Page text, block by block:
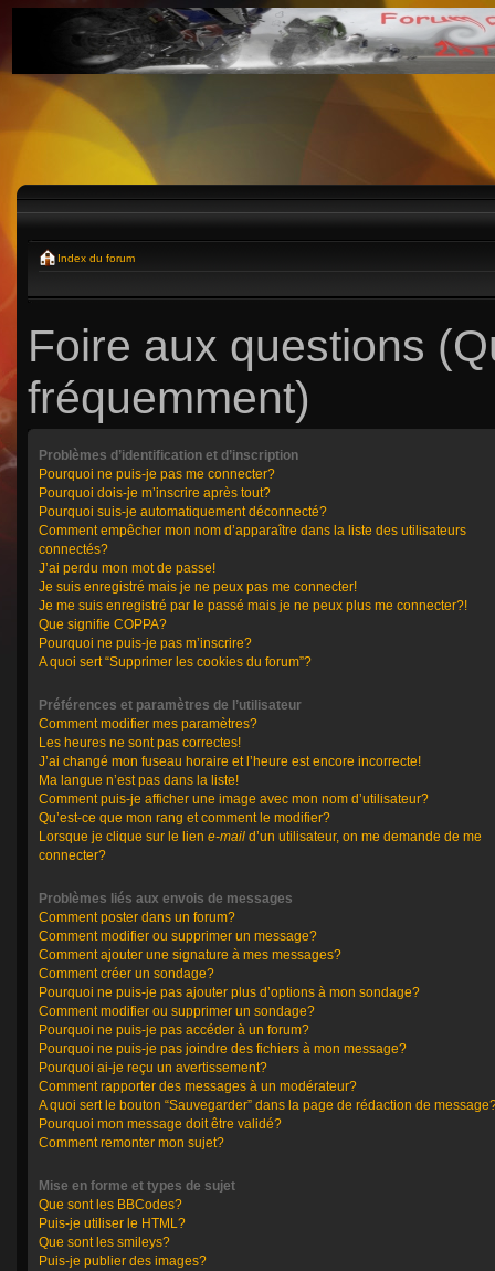
Index du forum
Foire aux questions
fréquemment)
Problèmes d’identification et d’inscription
Pourquoi ne puis-je pas me connecter?
Pourquoi dois-je m’inscrire après tout?
Pourquoi suis-je automatiquement déconnecté?
Comment empêcher mon nom d’apparaître dans la liste des utilisateurs
connectés?
J’ai perdu mon mot de passe!
Je suis enregistré mais je ne peux pas me connecter!
Je me suis enregistré par le passé mais je ne peux plus me connecter?!
Que signifie COPPA?
Pourquoi ne puis-je pas m’inscrire?
A quoi sert “Supprimer les cookies du forum”?
Préférences et paramètres de l’utilisateur
Comment modifier mes paramètres?
Les heures ne sont pas correctes!
J’ai changé mon fuseau horaire et l’heure est encore incorrecte!
Ma langue n’est pas dans la liste!
Comment puis-je afficher une image avec mon nom d’utilisateur?
Qu’est-ce que mon rang et comment le modifier?
Lorsque je clique sur le lien e-mail d’un utilisateur, on me demande de me
connecter?
Problèmes liés aux envois de messages
Comment poster dans un forum?
Comment modifier ou supprimer un message?
Comment ajouter une signature à mes messages?
Comment créer un sondage?
Pourquoi ne puis-je pas ajouter plus d’options à mon sondage?
Comment modifier ou supprimer un sondage?
Pourquoi ne puis-je pas accéder à un forum?
Pourquoi ne puis-je pas joindre des fichiers à mon message?
Pourquoi ai-je reçu un avertissement?
Comment rapporter des messages à un modérateur?
A quoi sert le bouton “Sauvegarder” dans la page de rédaction de
Pourquoi mon message doit être validé?
Comment remonter mon sujet?
Mise en forme et types de sujet
Que sont les BBCodes?
Puis-je utiliser le HTML?
Que sont les smileys?
Puis-je publier des images?